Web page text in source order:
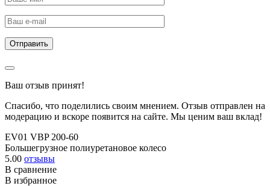
Ваш отзыв принят!
Спасибо, что поделились своим мнением. Отзыв отправлен на
модерацию и вскоре появится на сайте. Мы ценим ваш вклад!
EV01 VBP 200-60
Большегрузное полиуретановое колесо
5.00 отзывы
В сравнение
В избранное